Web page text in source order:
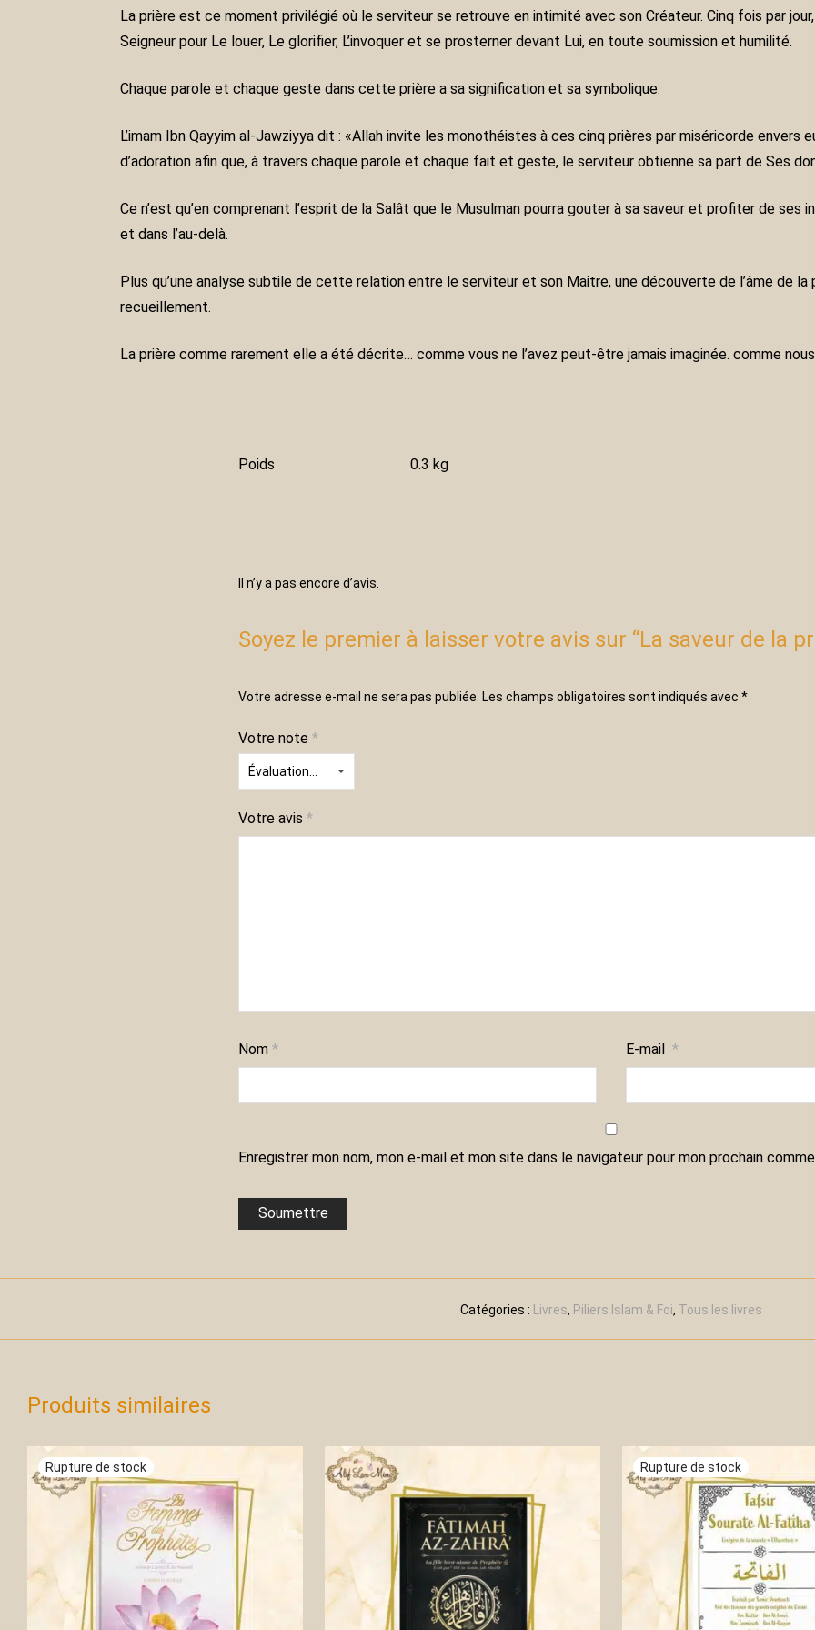
La prière est ce moment privilégié où le serviteur se retrouve en intimité avec son Créateur. Cinq fois par
Seigneur pour Le louer, Le glorifier, L’invoquer et se prosterner devant Lui, en toute soumission et humilité.
Chaque parole et chaque geste dans cette prière a sa signification et sa symbolique.
L’imam Ibn Qayyim al-Jawziyya dit : «Allah invite les monothéistes à ces cinq prières par miséricorde envers
d’adoration afin que, à travers chaque parole et chaque fait et geste, le serviteur obtienne sa part de Ses
Ce n’est qu’en comprenant l’esprit de la Salât que le Musulman pourra gouter à sa saveur et profiter de ses
et dans l’au-delà.
Plus qu’une analyse subtile de cette relation entre le serviteur et son Maitre, une découverte de l’âme de la
recueillement.
La prière comme rarement elle a été décrite… comme vous ne l’avez peut-être jamais imaginée. comme
Poids 0.3 kg
Il n’y a pas encore d’avis.
Soyez le premier à laisser votre avis sur “La saveur de la
Votre adresse e-mail ne sera pas publiée. Les champs obligatoires sont indiqués avec *
Votre note *
Votre avis *
Nom * E-mail*
Enregistrer mon nom, mon e-mail et mon site dans le navigateur pour mon prochain
Catégories : Livres, Piliers Islam & Foi, Tous les livres
Produits similaires